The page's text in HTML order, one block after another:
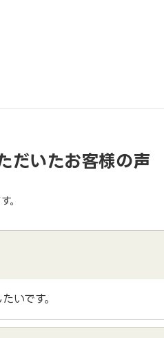
だいたお客様の声
。
いです。